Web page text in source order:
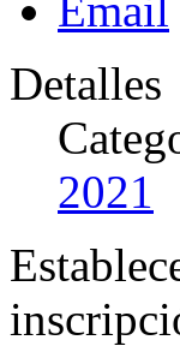
Detalles
2021